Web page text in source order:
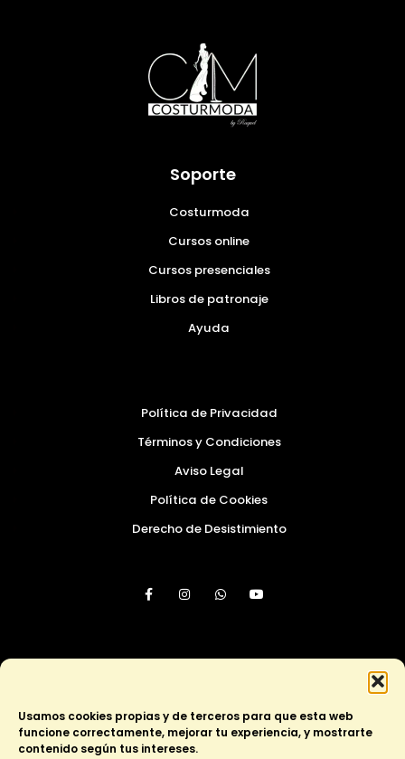
Usamos cookies propias y de terceros para que esta web
funcione correctamente, mejorar tu experiencia, y mostrarte
contenido según tus intereses.
Soporte
Costurmoda
Cursos online
Cursos presenciales
Libros de patronaje
Ayuda
Política de Privacidad
Términos y Condiciones
Aviso Legal
Política de Cookies
Derecho de Desistimiento
Membresía apasionadas